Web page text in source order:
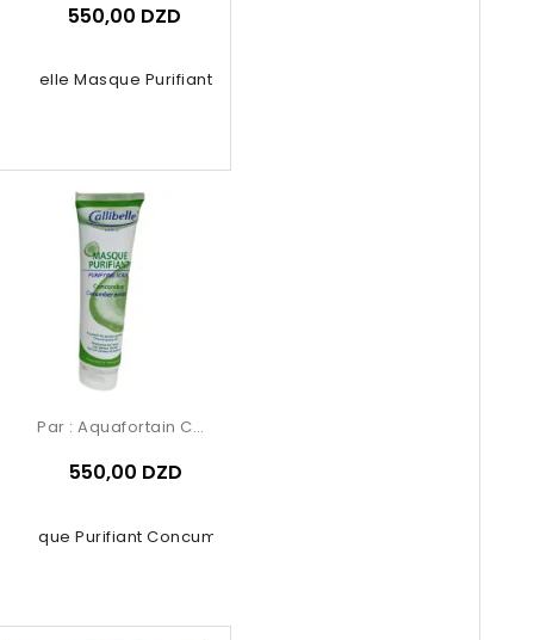
Masque Purifiant Argil
550,00 DZD
Masque Purifiant Concumbre
Par : Aquafortain Cosmetics
550,00 DZD